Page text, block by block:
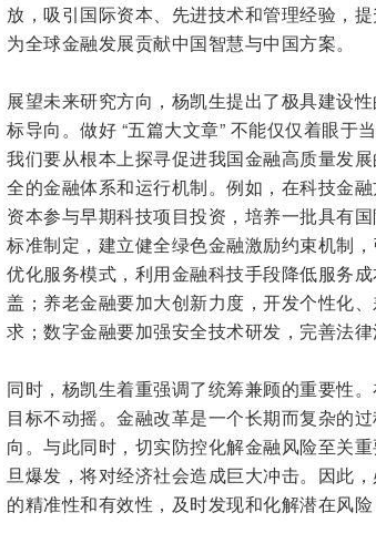
放，吸引国际资本、先进技术和管理经验，
为全球金融发展贡献中国智慧与中国方案。
展望未来研究方向，杨凯生提出了极具建设
标导向。做好 “五篇大文章” 不能仅仅着眼于
我们要从根本上探寻促进我国金融高质量发
全的金融体系和运行机制。例如，在科技金
资本参与早期科技项目投资，培养一批具有
标准制定，建立健全绿色金融激励约束机制
优化服务模式，利用金融科技手段降低服务
盖；养老金融要加大创新力度，开发个性化
求；数字金融要加强安全技术研发，完善法
同时，杨凯生着重强调了统筹兼顾的重要性
目标不动摇。金融改革是一个长期而复杂的
向。与此同时，切实防控化解金融风险至关
旦爆发，将对经济社会造成巨大冲击。因此
的精准性和有效性，及时发现和化解潜在风